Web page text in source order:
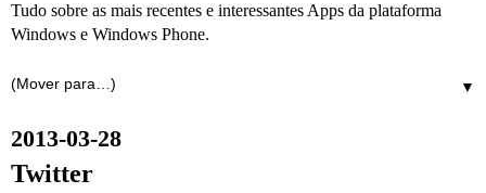
Tudo sobre as mais recentes e interessantes Apps da plataforma
Windows e Windows Phone.
▼
2013-03-28
Twitter